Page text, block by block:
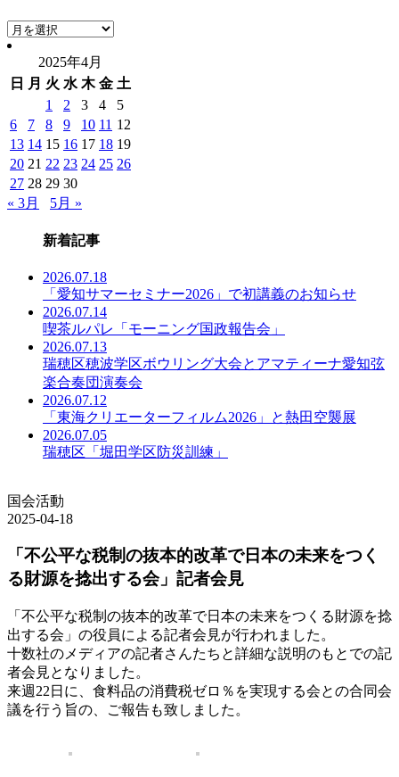
月
別
事
覧
2025年4月
日
月 火 水 木 金 土
1
2 3 4
5
6
7 8 9 10 11 12
13 14 15 16 17 18 19
20 21 22 23 24 25 26
27 28 29 30
« 3月
5月 »
新着記事
2026.07.18
「愛知サマーセミナー2026」で初講義のお知らせ
2026.07.14
喫茶ルパレ「モーニング国政報告会」
2026.07.13
瑞穂区穂波学区ボウリング大会とアマティーナ愛知弦
楽合奏団演奏会
2026.07.12
「東海クリエーターフィルム2026」と熱田空襲展
2026.07.05
瑞穂区「堀田学区防災訓練」
国会活動
2025-04-18
「不公平な税制の抜本的改革で日本の未来をつく
る財源を捻出する会」記者会見
「不公平な税制の抜本的改革で日本の未来をつくる財源を捻
出する会」の役員による記者会見が行われました。
十数社のメディアの記者さんたちと詳細な説明のもとでの記
者会見となりました。
来週22日に、食料品の消費税ゼロ％を実現する会との合同会
議を行う旨の、ご報告も致しました。